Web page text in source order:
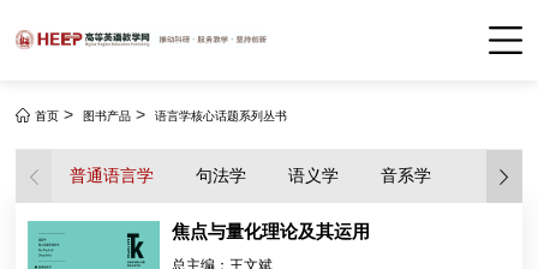
首页 > 图书产品 > 语言学核心话题系列丛书
普通语言学 句法学 语义学 音系学 语音学
焦点与量化理论及其运用